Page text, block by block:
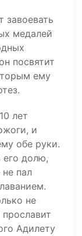
завоевать
медалей
посвятит
ему
лет
и
обе руки.
долю,
пал
не
Адилету